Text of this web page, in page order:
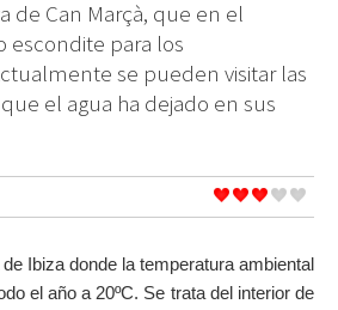
de Can Marçà, que en el
escondite para los
se pueden visitar las
el agua ha dejado en sus
Ibiza donde la temperatura ambiental
el año a 20ºC. Se trata del interior de